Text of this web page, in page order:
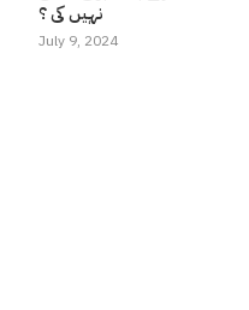
نہیں کی ؟
July 9, 2024